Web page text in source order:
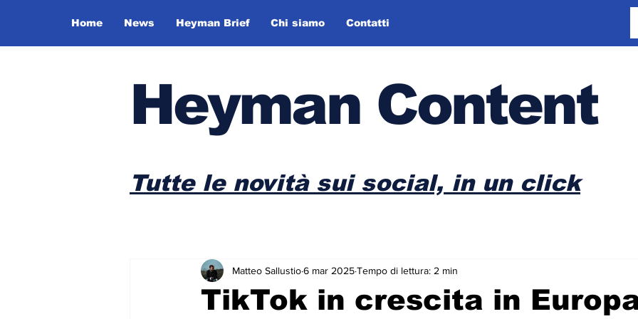
Home News Heyman Brief Chi siamo Contatti
Heyman Content
Tutte le novità sui social, in un click
TikTok in crescita in
Matteo Sallustio6 mar 2025Tempo di lettura: 2 min